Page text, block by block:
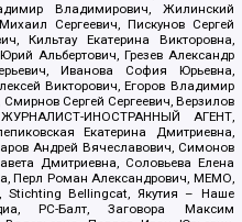
Владимирович, Жилинский
Сергеевич, Пискунов Сергей
Кильтау Екатерина Викторовна,
Альбертович, Грезев Александр
Иванова София Юрьевна,
Викторович, Егоров Владимир
Сергей Сергеевич, Верзилов
ИНОСТРАННЫЙ АГЕНТ,
Екатерина Дмитриевна,
Андрей Вячеславович, Симонов
Дмитриевна, Соловьева Елена
Перл Роман Александрович, МЕМО,
Stichting Bellingcat, Якутия – Наше
РС-Балт, Заговора Максим